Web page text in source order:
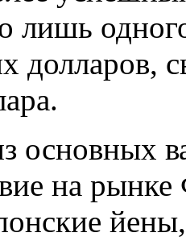
лишь
долларов,
основных
на